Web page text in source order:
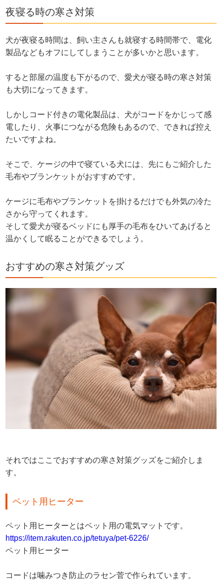
夜寝る時の寒さ対策
犬が夜寝る時間は、飼い主さんも就寝する時間帯で、電化
製品などもオフにしてしまうことが多いかと思います。
すると部屋の温度も下がるので、愛犬が寝る時の寒さ対策
も大切になってきます。
しかしコード付きの電化製品は、犬がコードをかじって感
電したり、火事につながる危険もあるので、できれば控え
たいですよね。
そこで、ケージの中で寝ている犬には、先にもご紹介した
毛布やブランケットがおすすめです。
ケージに毛布やブランケットを掛けるだけでも外気の冷た
さから守ってくれます。
そして愛犬が寝るベッドにも厚手の毛布をひいてあげると
温かくして眠ることができるでしょう。
おすすめの寒さ対策グッズ
それではここでおすすめの寒さ対策グッズをご紹介しま
す。
ペット用ヒーター
ペット用ヒーターとはペット用の電気マットです。
https://item.rakuten.co.jp/tetuya/pet-6226/
ペット用ヒーター
コードは噛みつき防止のラセン菅で作られています。